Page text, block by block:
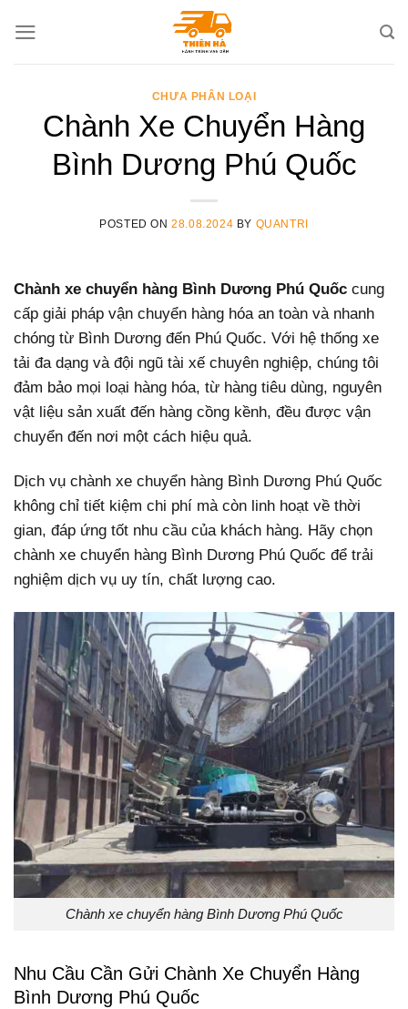
CHƯA PHÂN LOẠI
Chành Xe Chuyển Hàng
Bình Dương Phú Quốc
POSTED ON28.08.2024 BY QUANTRI
Chành xe chuyển hàng Bình Dương Phú Quốc cung
cấp giải pháp vận chuyển hàng hóa an toàn và nhanh
chóng từ Bình Dương đến Phú Quốc. Với hệ thống xe
tải đa dạng và đội ngũ tài xế chuyên nghiệp, chúng tôi
đảm bảo mọi loại hàng hóa, từ hàng tiêu dùng, nguyên
vật liệu sản xuất đến hàng cồng kềnh, đều được vận
chuyển đến nơi một cách hiệu quả.
Dịch vụ chành xe chuyển hàng Bình Dương Phú Quốc
không chỉ tiết kiệm chi phí mà còn linh hoạt về thời
gian, đáp ứng tốt nhu cầu của khách hàng. Hãy chọn
chành xe chuyển hàng Bình Dương Phú Quốc để trải
nghiệm dịch vụ uy tín, chất lượng cao.
Chành xe chuyển hàng Bình Dương Phú Quốc
Nhu Cầu Cần Gửi Chành Xe Chuyển Hàng
Bình Dương Phú Quốc